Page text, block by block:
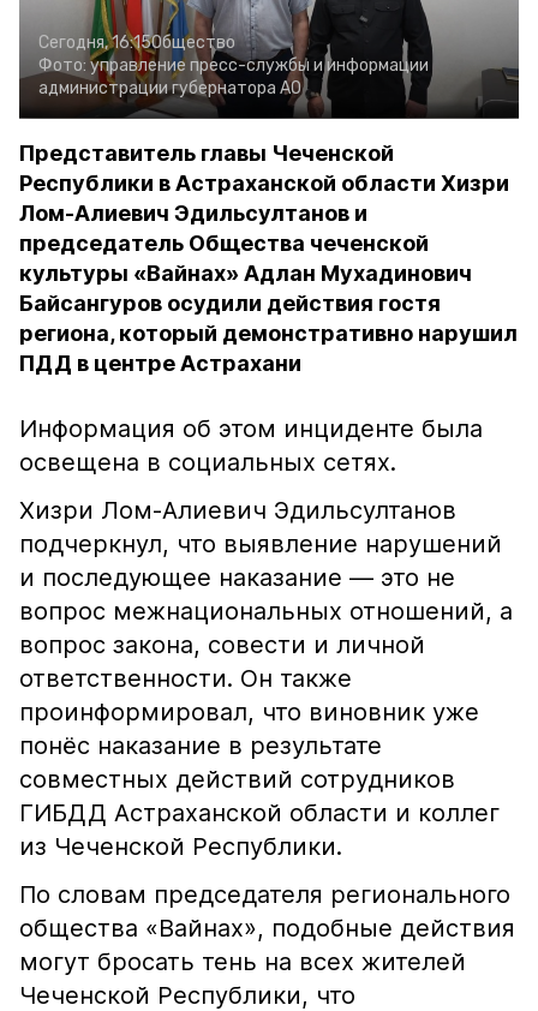
Сегодня, 16:15Общество
Фото: управление пресс-службы и информации
администрации губернатора АО
Представитель главы Чеченской
Республики в Астраханской области Хизри
Лом-Алиевич Эдильсултанов и
председатель Общества чеченской
культуры «Вайнах» Адлан Мухадинович
Байсангуров осудили действия гостя
региона, который демонстративно нарушил
ПДД в центре Астрахани
Информация об этом инциденте была
освещена в социальных сетях.
Хизри Лом-Алиевич Эдильсултанов
подчеркнул, что выявление нарушений
и последующее наказание — это не
вопрос межнациональных отношений, а
вопрос закона, совести и личной
ответственности. Он также
проинформировал, что виновник уже
понёс наказание в результате
совместных действий сотрудников
ГИБДД Астраханской области и коллег
из Чеченской Республики.
По словам председателя регионального
общества «Вайнах», подобные действия
могут бросать тень на всех жителей
Чеченской Республики, что